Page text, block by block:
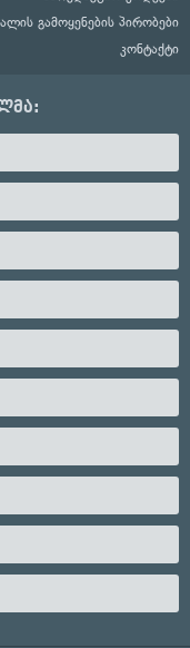
გამოყენების პირობები
კონტაქტი